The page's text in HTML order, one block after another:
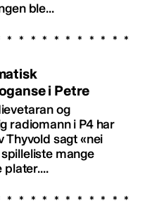
ble...
i Petre
og
radiomann i P4 har
Thyvold sagt «nei
mange
plater....